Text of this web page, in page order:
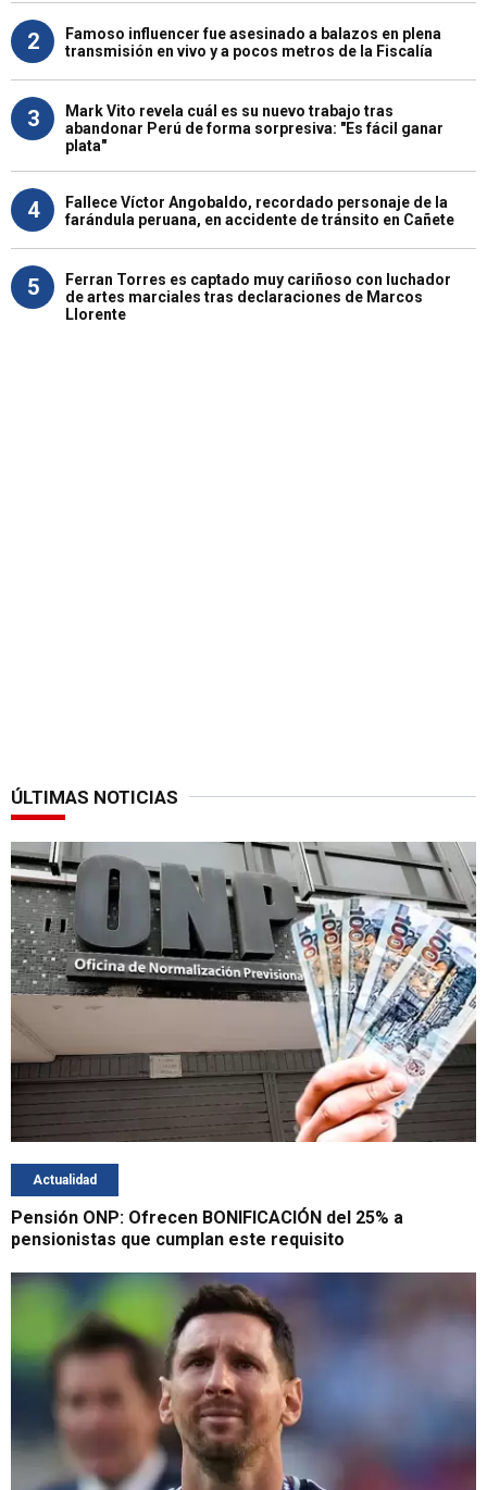
2
Famoso influencer fue asesinado a balazos en plena
transmisión en vivo y a pocos metros de la Fiscalía
3
Mark Vito revela cuál es su nuevo trabajo tras
abandonar Perú de forma sorpresiva: "Es fácil ganar
plata"
4
Fallece Víctor Angobaldo, recordado personaje de la
farándula peruana, en accidente de tránsito en Cañete
5
Ferran Torres es captado muy cariñoso con luchador
de artes marciales tras declaraciones de Marcos
Llorente
ÚLTIMAS NOTICIAS
Actualidad
Pensión ONP: Ofrecen BONIFICACIÓN del 25% a
pensionistas que cumplan este requisito